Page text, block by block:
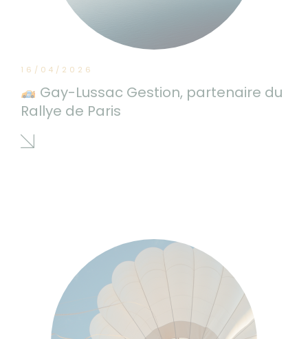
16/04/2026
Gay-Lussac Gestion, partenaire du
Rallye de Paris